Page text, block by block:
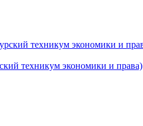
техникум экономики и права)